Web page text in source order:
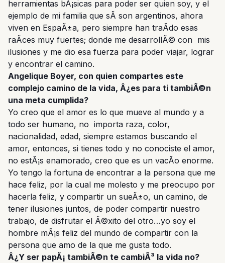
herramientas bÃ¡sicas para poder ser quien soy, y el
ejemplo de mi familia que sÃ­ son argentinos, ahora
viven en EspaÃ±a, pero siempre han traÃ­do esas
raÃ­ces muy fuertes; donde me desarrollÃ© con mis
ilusiones y me dio esa fuerza para poder viajar, lograr
y encontrar el camino.
Angelique Boyer, con quien compartes este
complejo camino de la vida, Â¿es para ti tambiÃ©n
una meta cumplida?
Yo creo que el amor es lo que mueve al mundo y a
todo ser humano, no importa raza, color,
nacionalidad, edad, siempre estamos buscando el
amor, entonces, si tienes todo y no conociste el amor,
no estÃ¡s enamorado, creo que es un vacÃ­o enorme.
Yo tengo la fortuna de encontrar a la persona que me
hace feliz, por la cual me molesto y me preocupo por
hacerla feliz, y compartir un sueÃ±o, un camino, de
tener ilusiones juntos, de poder compartir nuestro
trabajo, de disfrutar el Ã©xito del otro…yo soy el
hombre mÃ¡s feliz del mundo de compartir con la
persona que amo de la que me gusta todo.
Â¿Y ser papÃ¡ tambiÃ©n te cambiÃ³ la vida no?